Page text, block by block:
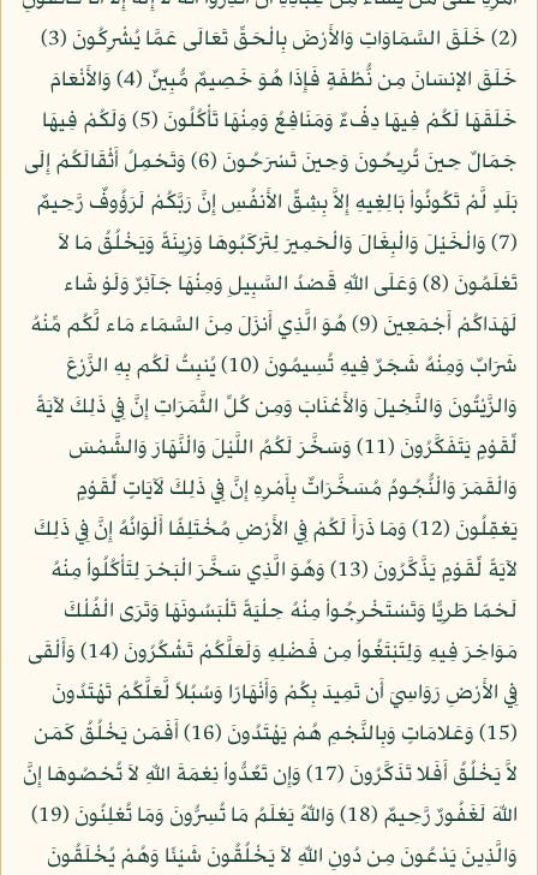
(2) خَلَقَ السَّمَاوَاتِ وَالأَرْضَ بِالْحَقِّ تَعَالَى عَمَّا يُشْرِكُونَ (3)
خَلَقَ الإِنسَانَ مِن نُّطْفَةٍ فَإِذَا هُوَ خَصِيمٌ مُّبِينٌ (4) وَالأَنْعَامَ
خَلَقَهَا لَكُمْ فِيهَا دِفْءٌ وَمَنَافِعُ وَمِنْهَا تَأْكُلُونَ (5) وَلَكُمْ فِيهَا
جَمَالٌ حِينَ تُرِيحُونَ وَحِينَ تَسْرَحُونَ (6) وَتَحْمِلُ أَثْقَالَكُمْ إِلَى
بَلَدٍ لَّمْ تَكُونُواْ بَالِغِيهِ إِلاَّ بِشِقِّ الأَنفُسِ إِنَّ رَبَّكُمْ لَرَؤُوفٌ رَّحِيمٌ
(7) وَالْخَيْلَ وَالْبِغَالَ وَالْحَمِيرَ لِتَرْكَبُوهَا وَزِينَةً وَيَخْلُقُ مَا لاَ
تَعْلَمُونَ (8) وَعَلَى اللّهِ قَصْدُ السَّبِيلِ وَمِنْهَا جَآئِرٌ وَلَوْ شَاء
لَهَدَاكُمْ أَجْمَعِينَ (9) هُوَ الَّذِي أَنزَلَ مِنَ السَّمَاء مَاء لَّكُم مِّنْهُ
شَرَابٌ وَمِنْهُ شَجَرٌ فِيهِ تُسِيمُونَ (10) يُنبِتُ لَكُم بِهِ الزَّرْعَ
وَالزَّيْتُونَ وَالنَّخِيلَ وَالأَعْنَابَ وَمِن كُلِّ الثَّمَرَاتِ إِنَّ فِي ذَلِكَ لآيَةً
لِّقَوْمٍ يَتَفَكَّرُونَ (11) وَسَخَّرَ لَكُمُ اللَّيْلَ وَالْنَّهَارَ وَالشَّمْسَ
وَالْقَمَرَ وَالْنُّجُومُ مُسَخَّرَاتٌ بِأَمْرِهِ إِنَّ فِي ذَلِكَ لَآيَاتٍ لِّقَوْمٍ
يَعْقِلُونَ (12) وَمَا ذَرَأَ لَكُمْ فِي الأَرْضِ مُخْتَلِفًا أَلْوَانُهُ إِنَّ فِي ذَلِكَ
لآيَةً لِّقَوْمٍ يَذَّكَّرُونَ (13) وَهُوَ الَّذِي سَخَّرَ الْبَحْرَ لِتَأْكُلُواْ مِنْهُ
لَحْمًا طَرِيًّا وَتَسْتَخْرِجُواْ مِنْهُ حِلْيَةً تَلْبَسُونَهَا وَتَرَى الْفُلْكَ
مَوَاخِرَ فِيهِ وَلِتَبْتَغُواْ مِن فَضْلِهِ وَلَعَلَّكُمْ تَشْكُرُونَ (14) وَأَلْقَى
فِي الأَرْضِ رَوَاسِيَ أَن تَمِيدَ بِكُمْ وَأَنْهَارًا وَسُبُلاً لَّعَلَّكُمْ تَهْتَدُونَ
(15) وَعَلامَاتٍ وَبِالنَّجْمِ هُمْ يَهْتَدُونَ (16) أَفَمَن يَخْلُقُ كَمَن
لاَّ يَخْلُقُ أَفَلا تَذَكَّرُونَ (17) وَإِن تَعُدُّواْ نِعْمَةَ اللّهِ لاَ تُحْصُوهَا إِنَّ
اللّهَ لَغَفُورٌ رَّحِيمٌ (18) وَاللّهُ يَعْلَمُ مَا تُسِرُّونَ وَمَا تُعْلِنُونَ (19)
وَالَّذِينَ يَدْعُونَ مِن دُونِ اللّهِ لاَ يَخْلُقُونَ شَيْئًا وَهُمْ يُخْلَقُونَ